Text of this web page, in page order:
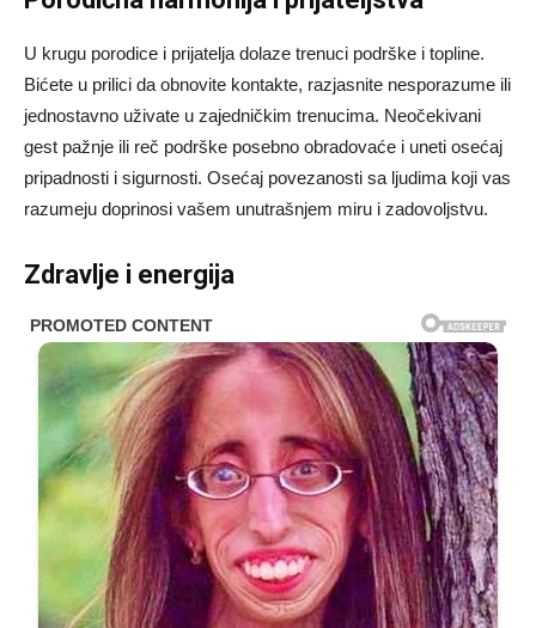
U krugu porodice i prijatelja dolaze trenuci podrške i topline.
Bićete u prilici da obnovite kontakte, razjasnite nesporazume ili
jednostavno uživate u zajedničkim trenucima. Neočekivani
gest pažnje ili reč podrške posebno obradovaće i uneti osećaj
pripadnosti i sigurnosti. Osećaj povezanosti sa ljudima koji vas
razumeju doprinosi vašem unutrašnjem miru i zadovoljstvu.
Zdravlje i energija